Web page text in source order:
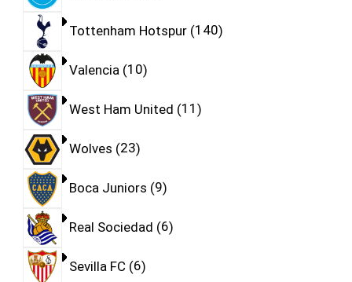
Tottenham Hotspur 140
Valencia 10
West Ham United 11
Wolves 23
Boca Juniors 9
Real Sociedad 6
Sevilla FC 6